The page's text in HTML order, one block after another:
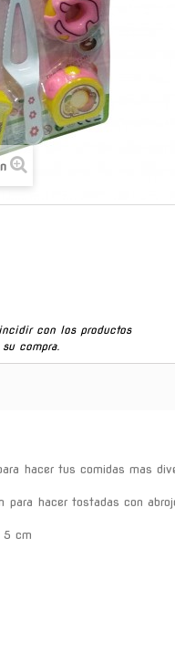
con los productos
compra.
hacer tus comidas mas
hacer tostadas con
5 cm